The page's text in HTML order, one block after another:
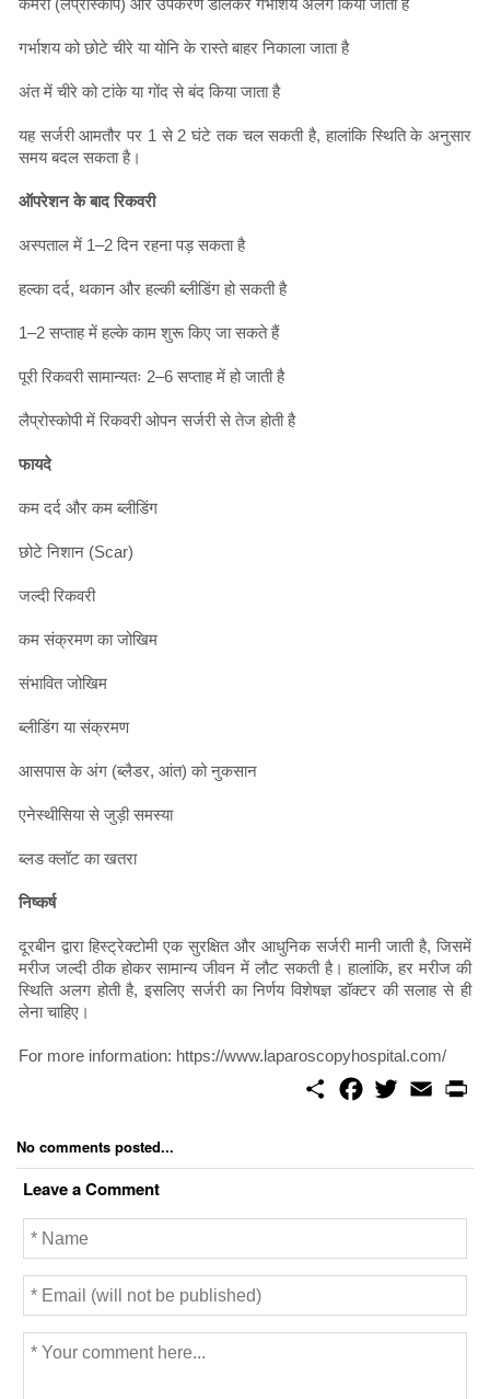
कैमरा (लैप्रोस्कोप) और उपकरण डालकर गर्भाशय अलग किया जाता है
गर्भाशय को छोटे चीरे या योनि के रास्ते बाहर निकाला जाता है
अंत में चीरे को टांके या गोंद से बंद किया जाता है
यह सर्जरी आमतौर पर 1 से 2 घंटे तक चल सकती है, हालांकि स्थिति के अनुसार
समय बदल सकता है।
ऑपरेशन के बाद रिकवरी
अस्पताल में 1–2 दिन रहना पड़ सकता है
हल्का दर्द, थकान और हल्की ब्लीडिंग हो सकती है
1–2 सप्ताह में हल्के काम शुरू किए जा सकते हैं
पूरी रिकवरी सामान्यतः 2–6 सप्ताह में हो जाती है
लैप्रोस्कोपी में रिकवरी ओपन सर्जरी से तेज होती है
फायदे
कम दर्द और कम ब्लीडिंग
छोटे निशान (Scar)
जल्दी रिकवरी
कम संक्रमण का जोखिम
संभावित जोखिम
ब्लीडिंग या संक्रमण
आसपास के अंग (ब्लैडर, आंत) को नुकसान
एनेस्थीसिया से जुड़ी समस्या
ब्लड क्लॉट का खतरा
निष्कर्ष
दूरबीन द्वारा हिस्ट्रेक्टोमी एक सुरक्षित और आधुनिक सर्जरी मानी जाती है, जिसमें
मरीज जल्दी ठीक होकर सामान्य जीवन में लौट सकती है। हालांकि, हर मरीज की
स्थिति अलग होती है, इसलिए सर्जरी का निर्णय विशेषज्ञ डॉक्टर की सलाह से ही
लेना चाहिए।
For more information: https://www.laparoscopyhospital.com/
S
o
w
e
E
m
No comments posted...
Leave a Comment